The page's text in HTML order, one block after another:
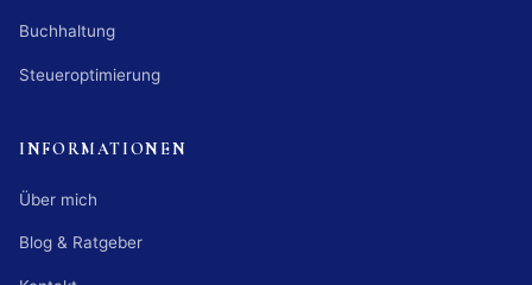
Buchhaltung
Steueroptimierung
INFORMATIONEN
Über mich
Blog & Ratgeber